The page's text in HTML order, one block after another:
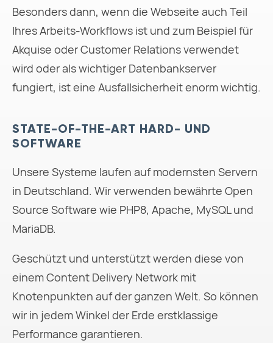
Besonders dann, wenn die Webseite auch Teil
Ihres Arbeits-Workflows ist und zum Beispiel für
Akquise oder Customer Relations verwendet
wird oder als wichtiger Datenbankserver
fungiert, ist eine Ausfallsicherheit enorm wichtig.
STATE-OF-THE-ART HARD- UND
SOFTWARE
Unsere Systeme laufen auf modernsten Servern
in Deutschland. Wir verwenden bewährte Open
Source Software wie PHP8, Apache, MySQL und
MariaDB.
Geschützt und unterstützt werden diese von
einem Content Delivery Network mit
Knotenpunkten auf der ganzen Welt. So können
wir in jedem Winkel der Erde erstklassige
Performance garantieren.